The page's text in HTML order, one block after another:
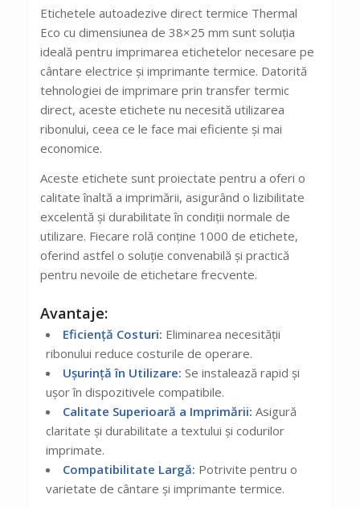
Etichetele autoadezive direct termice Thermal
Eco cu dimensiunea de 38×25 mm sunt soluția
ideală pentru imprimarea etichetelor necesare pe
cântare electrice și imprimante termice. Datorită
tehnologiei de imprimare prin transfer termic
direct, aceste etichete nu necesită utilizarea
ribonului, ceea ce le face mai eficiente și mai
economice.
Aceste etichete sunt proiectate pentru a oferi o
calitate înaltă a imprimării, asigurând o lizibilitate
excelentă și durabilitate în condiții normale de
utilizare. Fiecare rolă conține 1000 de etichete,
oferind astfel o soluție convenabilă și practică
pentru nevoile de etichetare frecvente.
Avantaje:
Eficiență Costuri: Eliminarea necesității
ribonului reduce costurile de operare.
Ușurință în Utilizare: Se instalează rapid și
ușor în dispozitivele compatibile.
Calitate Superioară a Imprimării: Asigură
claritate și durabilitate a textului și codurilor
imprimate.
Compatibilitate Largă: Potrivite pentru o
varietate de cântare și imprimante termice.